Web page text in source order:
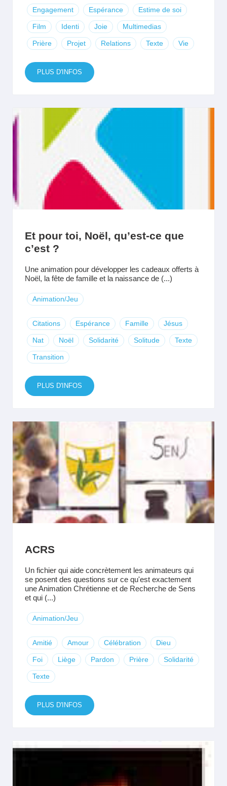
Engagement Espérance Estime de soi
Film Identi Joie Multimedias
Prière Projet Relations Texte Vie
PLUS D'INFOS
Et pour toi, Noël, qu’est-ce que
c’est ?
Une animation pour développer les cadeaux offerts à
Noël, la fête de famille et la naissance de (...)
Animation/Jeu
Citations Espérance Famille Jésus
Nat Noël Solidarité Solitude Texte
Transition
PLUS D'INFOS
ACRS
Un fichier qui aide concrètement les animateurs qui
se posent des questions sur ce qu'est exactement
une Animation Chrétienne et de Recherche de Sens
et qui (...)
Animation/Jeu
Amitié Amour Célébration Dieu
Foi Liège Pardon Prière Solidarité
Texte
PLUS D'INFOS